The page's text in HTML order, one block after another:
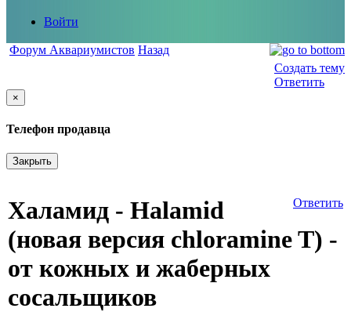
Войти
Форум Аквариумистов Назад
Создать тему
Ответить
×
Телефон продавца
Закрыть
Ответить
Халамид - Halamid
(новая версия chloramine T) -
от кожных и жаберных
сосальщиков